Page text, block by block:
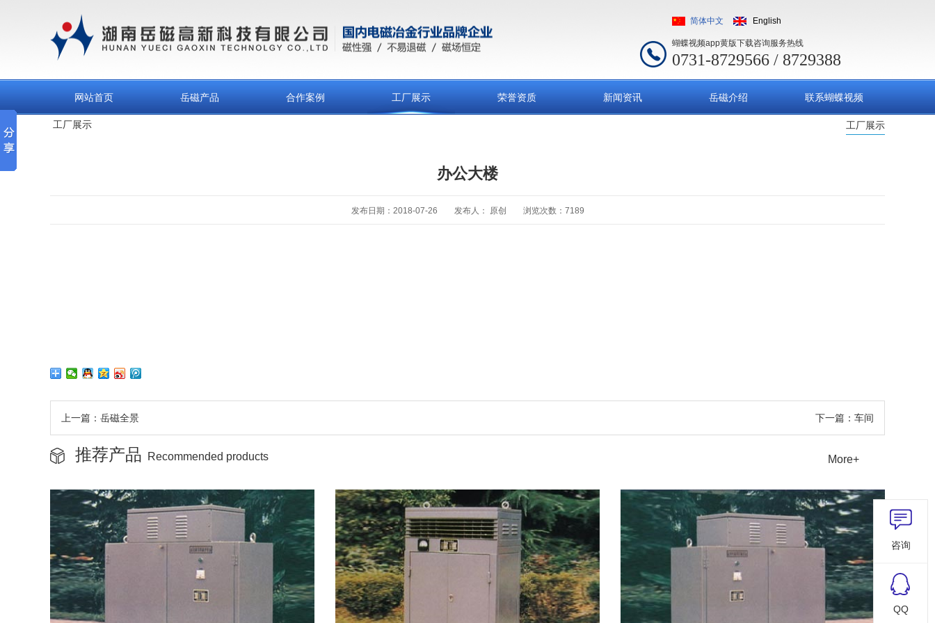
简体中文 English
蝴蝶视频app黄版下载咨询服务热线
0731-8729566 / 8729388
网站首页 岳磁产品 合作案例 工厂展示 荣誉资质 新闻资讯 岳磁介绍 联系蝴蝶视频
工厂展示 工厂展示
办公大楼
发布日期：2018-07-26 发布人： 原创 浏览次数：7189
上一篇：岳磁全景 下一篇：车间
More+
推荐产品 Recommended products
咨询
QQ